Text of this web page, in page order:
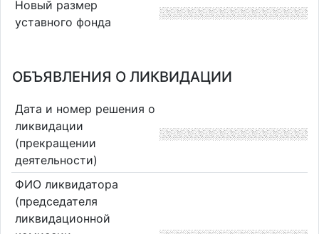
Новый размер
уставного фонда
ОБЪЯВЛЕНИЯ О ЛИКВИДАЦИИ
Дата и номер решения о
ликвидации
(прекращении
деятельности)
ФИО ликвидатора
(председателя
ликвидационной